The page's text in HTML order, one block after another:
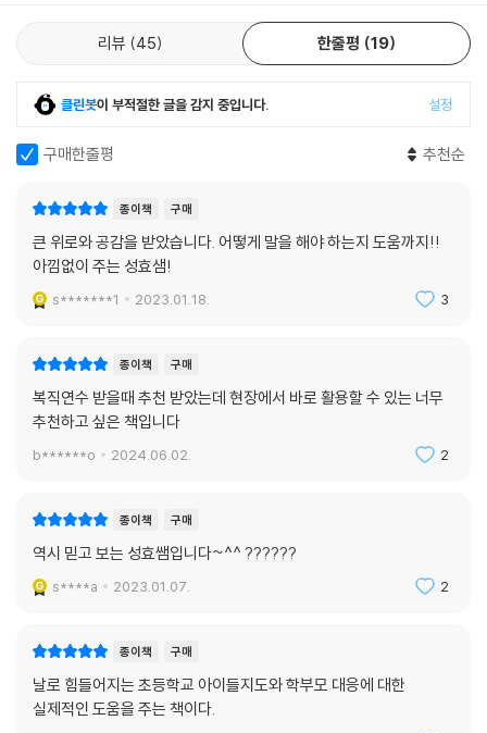
리뷰 45 한줄평 19
클린봇이 부적절한 글을 감지 중입니다. 설정
구매한줄평 추천순
종이책 구매
큰 위로와 공감을 받았습니다. 어떻게 말을 해야 하는지 도움까지!!
아낌없이 주는 성효샘!
s*******1 2023.01.18. 3
종이책 구매
복직연수 받을때 추천 받았는데 현장에서 바로 활용할 수 있는 너무
추천하고 싶은 책입니다
b******o 2024.06.02. 2
종이책 구매
역시 믿고 보는 성효쌤입니다~^^ ??????
s****a 2023.01.07. 2
종이책 구매
날로 힘들어지는 초등학교 아이들지도와 학부모 대응에 대한
실제적인 도움을 주는 책이다.